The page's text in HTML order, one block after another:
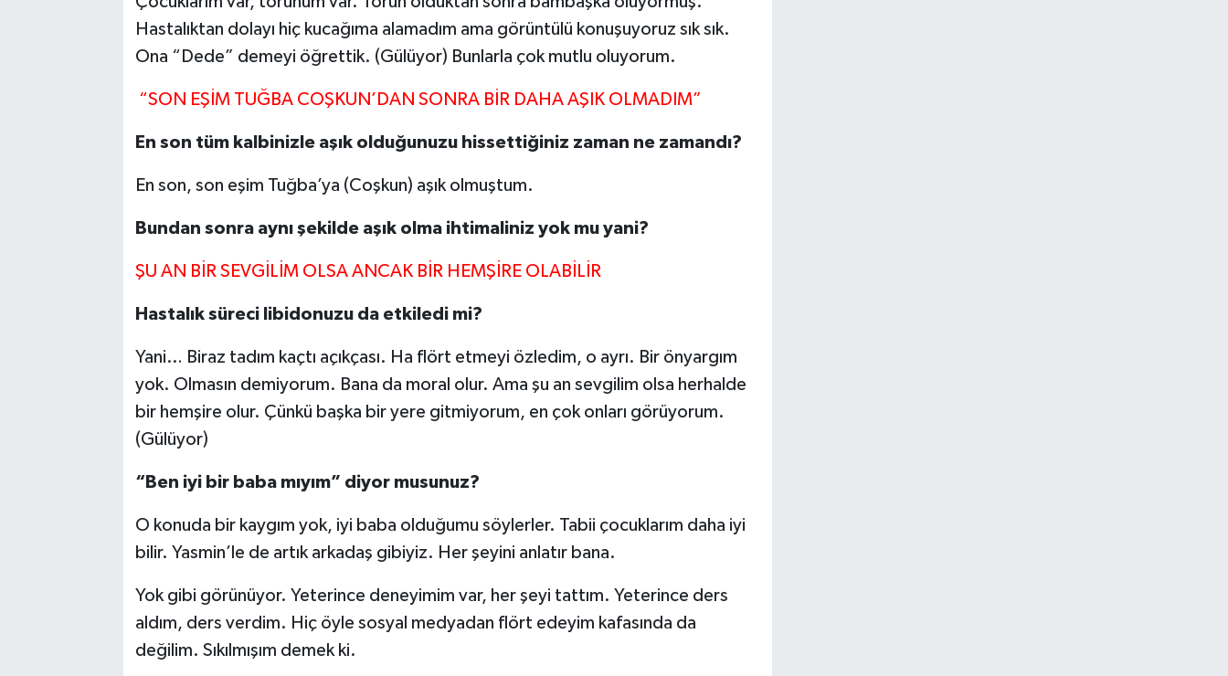
Hastalıktan dolayı hiç kucağıma alamadım ama görüntülü konuşuyoruz sık sık.
Ona “Dede” demeyi öğrettik. (Gülüyor) Bunlarla çok mutlu oluyorum.
“SON EŞİM TUĞBA COŞKUN’DAN SONRA BİR DAHA AŞIK OLMADIM”
En son tüm kalbinizle aşık olduğunuzu hissettiğiniz zaman ne zamandı?
En son, son eşim Tuğba’ya (Coşkun) aşık olmuştum.
Bundan sonra aynı şekilde aşık olma ihtimaliniz yok mu yani?
ŞU AN BİR SEVGİLİM OLSA ANCAK BİR HEMŞİRE OLABİLİR
Hastalık süreci libidonuzu da etkiledi mi?
Yani… Biraz tadım kaçtı açıkçası. Ha flört etmeyi özledim, o ayrı. Bir önyargım
yok. Olmasın demiyorum. Bana da moral olur. Ama şu an sevgilim olsa herhalde
bir hemşire olur. Çünkü başka bir yere gitmiyorum, en çok onları görüyorum.
(Gülüyor)
“Ben iyi bir baba mıyım” diyor musunuz?
O konuda bir kaygım yok, iyi baba olduğumu söylerler. Tabii çocuklarım daha iyi
bilir. Yasmin’le de artık arkadaş gibiyiz. Her şeyini anlatır bana.
Yok gibi görünüyor. Yeterince deneyimim var, her şeyi tattım. Yeterince ders
aldım, ders verdim. Hiç öyle sosyal medyadan flört edeyim kafasında da
değilim. Sıkılmışım demek ki.